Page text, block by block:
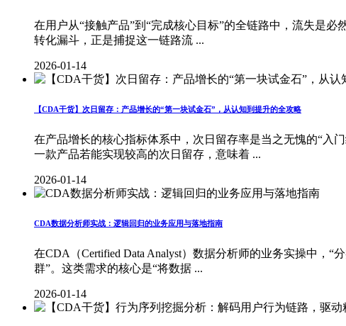
在用户从“接触产品”到“完成核心目标”的全链路中，流失是
转化漏斗，正是捕捉这一链路流 ...
2026-01-14
【CDA干货】次日留存：产品增长的“第一块试金石”，从认知到提升的全攻略
在产品增长的核心指标体系中，次日留存率是当之无愧的“入
一款产品若能实现较高的次日留存，意味着 ...
2026-01-14
CDA数据分析师实战：逻辑回归的业务应用与落地指南
在CDA（Certified Data Analyst）数据分析师的业务实操中，
群”。这类需求的核心是“将数据 ...
2026-01-14